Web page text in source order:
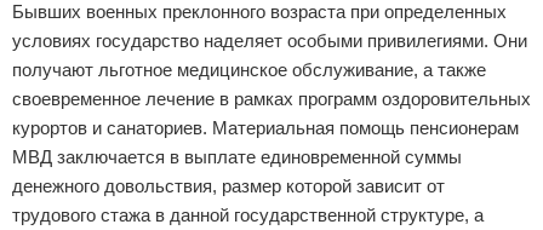
Бывших военных преклонного возраста при определенных
условиях государство наделяет особыми привилегиями. Они
получают льготное медицинское обслуживание, а также
своевременное лечение в рамках программ оздоровительных
курортов и санаториев. Материальная помощь пенсионерам
МВД заключается в выплате единовременной суммы
денежного довольствия, размер которой зависит от
трудового стажа в данной государственной структуре, а